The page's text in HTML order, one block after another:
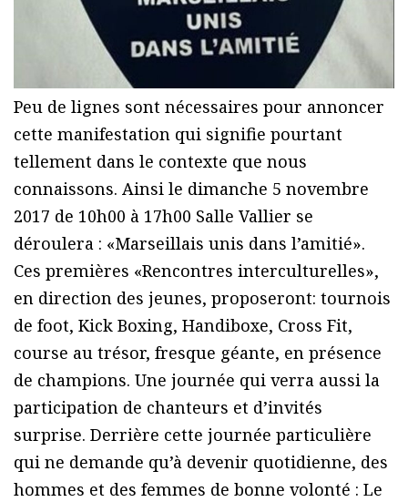
Peu de lignes sont nécessaires pour annoncer
cette manifestation qui signifie pourtant
tellement dans le contexte que nous
connaissons. Ainsi le dimanche 5 novembre
2017 de 10h00 à 17h00 Salle Vallier se
déroulera : «Marseillais unis dans l’amitié».
Ces premières «Rencontres interculturelles»,
en direction des jeunes, proposeront: tournois
de foot, Kick Boxing, Handiboxe, Cross Fit,
course au trésor, fresque géante, en présence
de champions. Une journée qui verra aussi la
participation de chanteurs et d’invités
surprise. Derrière cette journée particulière
qui ne demande qu’à devenir quotidienne, des
hommes et des femmes de bonne volonté : Le